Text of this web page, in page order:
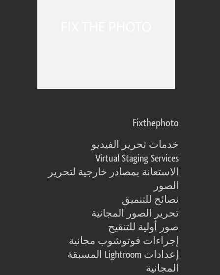
Fixthephoto
خدمات تحرير الفيديو
Virtual Staging Services
الاستعانة بمصادر خارجية لتحرير
الصور
نصائح للتنميق
تحرير الصور المجانية
صور أولية للتنقيح
إجراءات فوتوشوب مجانية
إعدادات Lightroom المسبقة
المجانية